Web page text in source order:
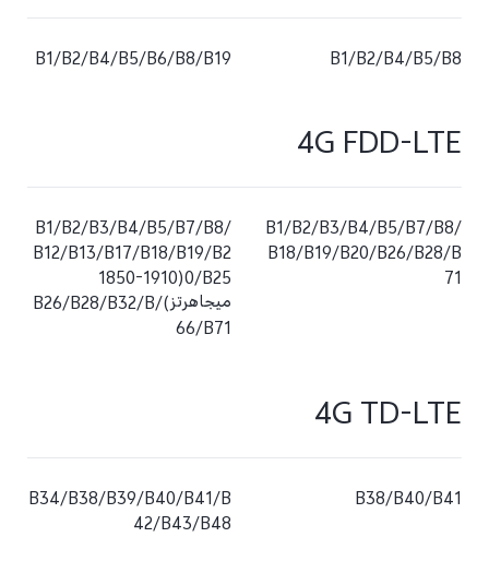
B1/B2/B4/B5/B8
B1/B2/B4/B5/B6/B8/B19
4G FDD-LTE
B1/B2/B3/B4/B5/B7/B8/
B18/B19/B20/B26/B28/B
71
B1/B2/B3/B4/B5/B7/B8/
B12/B13/B17/B18/B19/B2
0/B25(1850-1910
ميجاهرتز)/B26/B28/B32/B
66/B71
4G TD-LTE
B38/B40/B41
B34/B38/B39/B40/B41/B
42/B43/B48